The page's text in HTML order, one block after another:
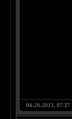
04-20-2013, 07:37